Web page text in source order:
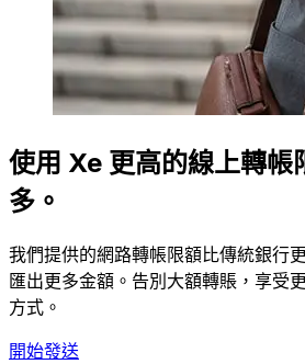
使用 Xe 更高的線上轉帳
多。
我們提供的網路轉帳限額比傳統銀行
匯出更多金額。告別大額轉賬，享受
方式。
開始發送